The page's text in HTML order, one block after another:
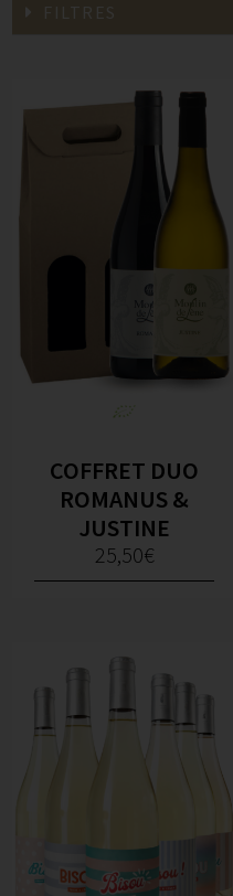
FILTRES
COFFRET DUO
ROMANUS &
JUSTINE
25,50€